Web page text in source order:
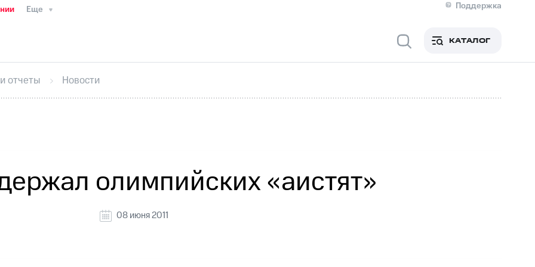
Еще
Поддержка
Медиа-центр
ИнтервьюФинансовая отчетностьКонтактыНовости в регионе
секретарьРаскрытие информации
кабинет акционераАкционерный капиталКонтроль и аудитРынок акций
КАТАЛОГ
отчеты Новости
олимпийских «аистят»
08 июня 2011